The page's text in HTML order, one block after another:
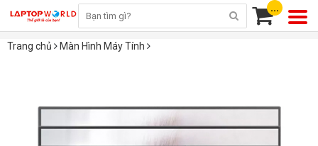
...
Trang chủ Màn Hình Máy Tính